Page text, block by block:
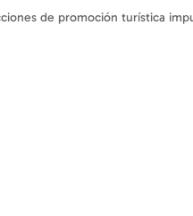
de promoción turística